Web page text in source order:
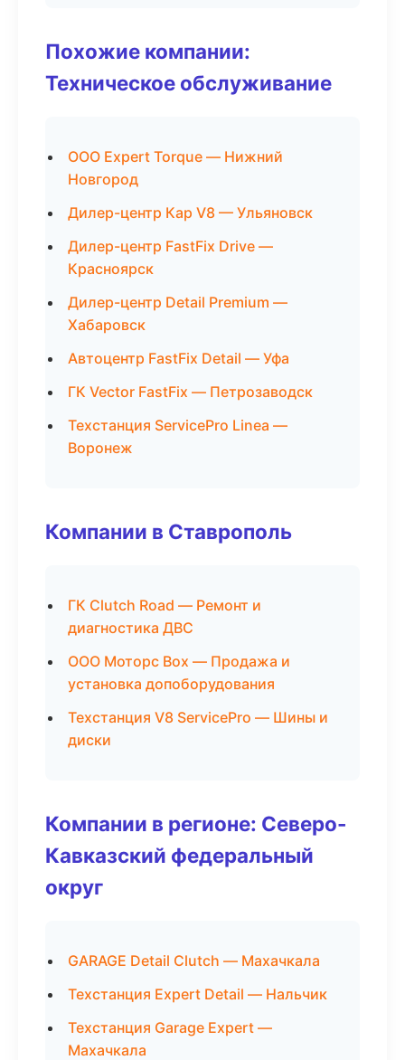
Похожие компании:
Техническое обслуживание
ООО Expert Torque — Нижний
Новгород
Дилер-центр Кар V8 — Ульяновск
Дилер-центр FastFix Drive —
Красноярск
Дилер-центр Detail Premium —
Хабаровск
Автоцентр FastFix Detail — Уфа
ГК Vector FastFix — Петрозаводск
Техстанция ServicePro Linea —
Воронеж
Компании в Ставрополь
ГК Clutch Road — Ремонт и
диагностика ДВС
ООО Моторс Box — Продажа и
установка допоборудования
Техстанция V8 ServicePro — Шины и
диски
Компании в регионе: Северо-
Кавказский федеральный
округ
GARAGE Detail Clutch — Махачкала
Техстанция Expert Detail — Нальчик
Техстанция Garage Expert —
Махачкала